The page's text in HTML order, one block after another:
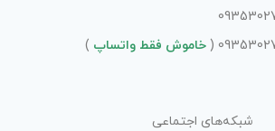
خاموش فقط واتساپ )
شبکه‌های اجتماعی